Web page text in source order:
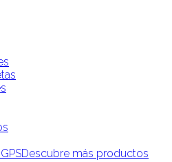
Descubre más productos